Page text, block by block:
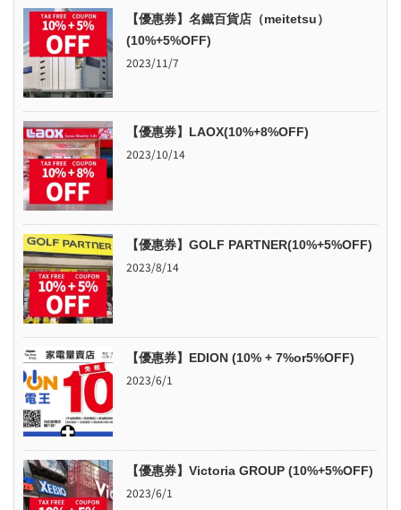
【優惠券】名鐵百貨店（meitetsu）
(10%+5%OFF)
2023/11/7
【優惠券】LAOX(10%+8%OFF)
2023/10/14
【優惠券】GOLF PARTNER(10%+5%OFF)
2023/8/14
【優惠券】EDION (10% + 7%or5%OFF)
2023/6/1
【優惠券】Victoria GROUP (10%+5%OFF)
2023/6/1